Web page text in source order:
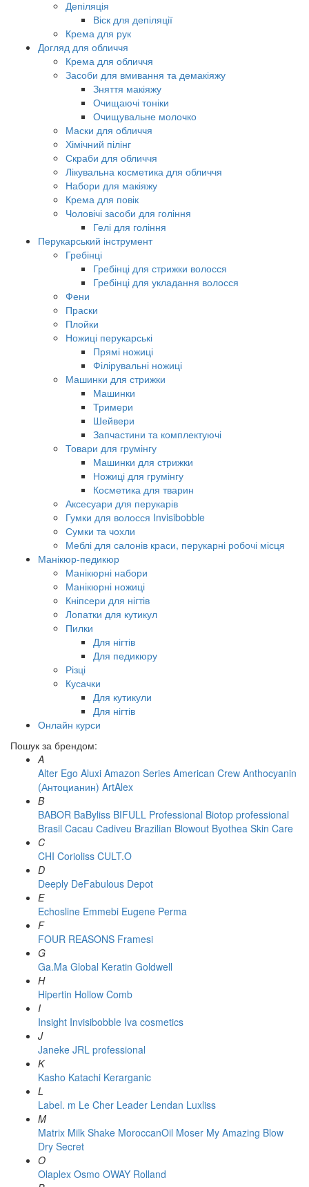
Депіляція
Віск для депіляції
Крема для рук
Догляд для обличчя
Крема для обличчя
Засоби для вмивання та демакіяжу
Зняття макіяжу
Очищаючі тоніки
Очищувальне молочко
Маски для обличчя
Хімічний пілінг
Скраби для обличчя
Лікувальна косметика для обличчя
Набори для макіяжу
Крема для повік
Чоловічі засоби для гоління
Гелі для гоління
Перукарський інструмент
Гребінці
Гребінці для стрижки волосся
Гребінці для укладання волосся
Фени
Праски
Плойки
Ножиці перукарські
Прямі ножиці
Філірувальні ножиці
Машинки для стрижки
Машинки
Тримери
Шейвери
Запчастини та комплектуючі
Товари для грумінгу
Машинки для стрижки
Ножиці для грумінгу
Косметика для тварин
Аксесуари для перукарів
Гумки для волосся Invisibobble
Сумки та чохли
Меблі для салонів краси, перукарні робочі місця
Манікюр-педикюр
Манікюрні набори
Манікюрні ножиці
Кніпсери для нігтів
Лопатки для кутикул
Пилки
Для нігтів
Для педикюру
Різці
Кусачки
Для кутикули
Для нігтів
Онлайн курси
Пошук за брендом:
A
Alter Ego Aluxi Amazon Series American Crew Anthocyanin
(Антоцианин) ArtAlex
B
BABOR BaByliss BIFULL Professional Biotop professional
Brasil Cacau Сadiveu Brazilian Blowout Byothea Skin Care
C
CHI Corioliss CULT.O
D
Deeply DeFabulous Depot
E
Echosline Emmebi Eugene Perma
F
FOUR REASONS Framesi
G
Ga.Ma Global Keratin Goldwell
H
Hipertin Hollow Comb
I
Insight Invisibobble Iva cosmetics
J
Janeke JRL professional
K
Kasho Katachi Kerarganic
L
Label. m Le Cher Leader Lendan Luxliss
M
Matrix Milk Shake MoroccanOil Moser My Amazing Blow
Dry Secret
O
Olaplex Osmo OWAY Rolland